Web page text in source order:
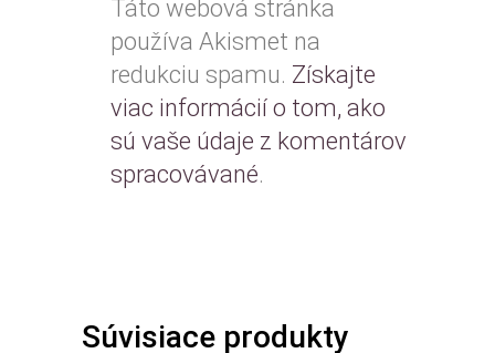
Táto webová stránka
používa Akismet na
redukciu spamu. Získajte
viac informácií o tom, ako
sú vaše údaje z komentárov
spracovávané.
Súvisiace produkty